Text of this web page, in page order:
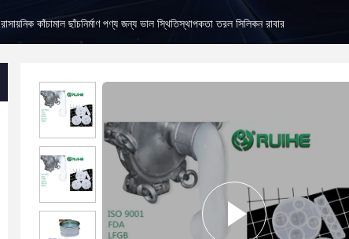
রাসায়নিক কাঁচামাল ছাঁচনির্মাণ পণ্য জন্য ভাল স্থিতিস্থাপকতা তরল সিলিকন রাবার